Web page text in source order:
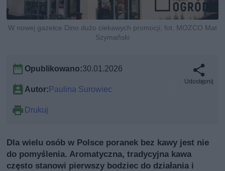
W nowej gazetce Dino dużo ciekawych promocji, fot. MOZCO Mat
Szymański
Opublikowano:30.01.2026
Autor:Paulina Surowiec
Drukuj
Udostępnij
Dla wielu osób w Polsce poranek bez kawy jest nie
do pomyślenia. Aromatyczna, tradycyjna kawa
często stanowi pierwszy bodziec do działania i